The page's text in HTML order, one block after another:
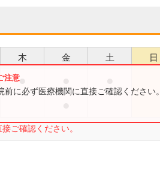
木 金 土 日
●
ご確認ください。
に必ず医療機関に直接ご確認ください。